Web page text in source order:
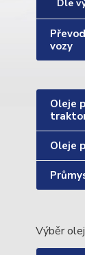
Dle
vozy
Oleje
Oleje
Výběr